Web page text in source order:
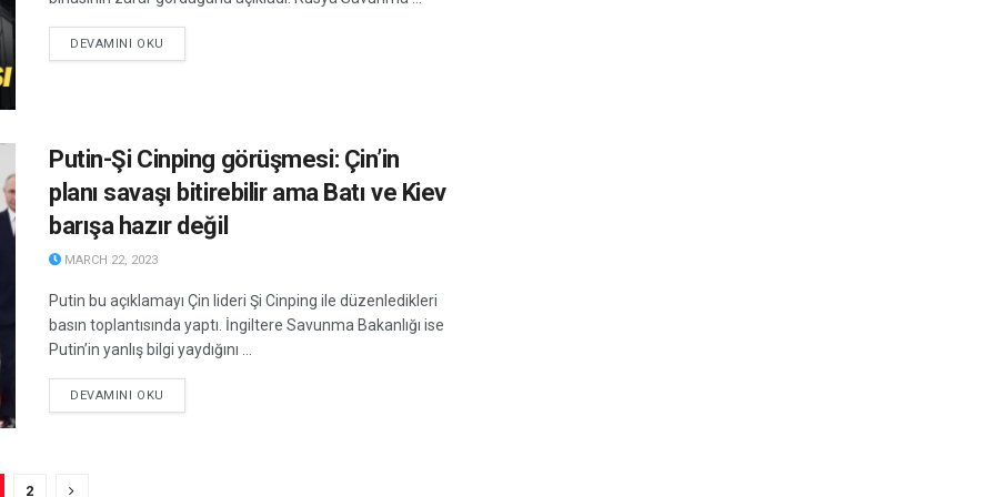
DEVAMINI OKU
Putin-Şi Cinping görüşmesi: Çin’in
planı savaşı bitirebilir ama Batı ve Kiev
barışa hazır değil
MARCH 22, 2023
Putin bu açıklamayı Çin lideri Şi Cinping ile düzenledikleri
basın toplantısında yaptı. İngiltere Savunma Bakanlığı ise
Putin’in yanlış bilgi yaydığını ...
DEVAMINI OKU
2